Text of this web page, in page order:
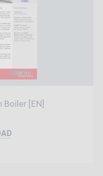
Boiler [EN]